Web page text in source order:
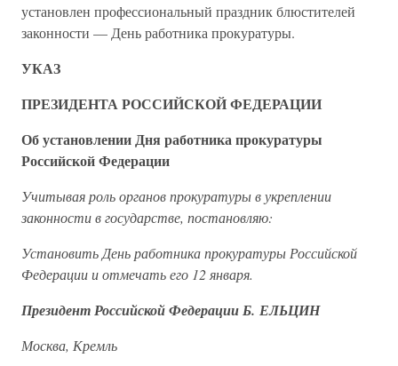
установлен профессиональный праздник блюстителей
законности — День работника прокуратуры.
УКАЗ
ПРЕЗИДЕНТА РОССИЙСКОЙ ФЕДЕРАЦИИ
Об установлении Дня работника прокуратуры
Российской Федерации
Учитывая роль органов прокуратуры в укреплении
законности в государстве, постановляю:
Установить День работника прокуратуры Российской
Федерации и отмечать его 12 января.
Президент Российской Федерации Б. ЕЛЬЦИН
Москва, Кремль